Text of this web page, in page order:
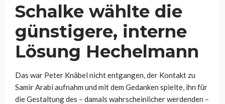
Schalke wählte die
günstigere, interne
Lösung Hechelmann
Das war Peter Knäbel nicht entgangen, der Kontakt zu
Samir Arabi aufnahm und mit dem Gedanken spielte, ihn für
die Gestaltung des – damals wahrscheinlicher werdenden –